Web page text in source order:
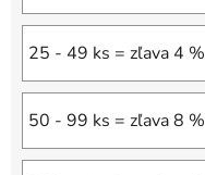
25 - 49 ks = zľava 4 %
50 - 99 ks = zľava 8 %